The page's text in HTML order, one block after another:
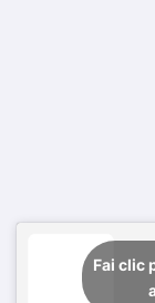
Fai clic